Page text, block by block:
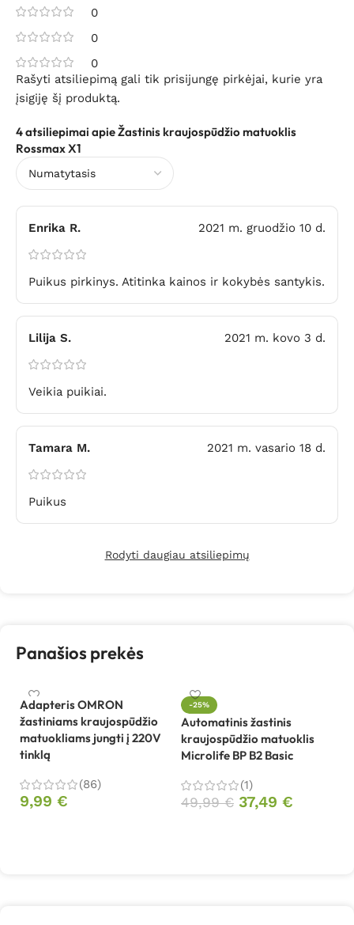
0
0
0
4 atsiliepimai apieŽastinis kraujospūdžio matuoklis
Rossmax X1
Enrika R. 2021 m. gruodžio 10 d.
Puikus pirkinys. Atitinka kainos ir kokybės santykis.
Lilija S. 2021 m. kovo 3 d.
Veikia puikiai.
Tamara M. 2021 m. vasario 18 d.
Puikus
Rodyti daugiau atsiliepimų
Rašyti atsiliepimą gali tik prisijungę pirkėjai, kurie yra
įsigiję šį produktą.
Panašios prekės
Adapteris OMRON
žastiniams kraujospūdžio
matuokliams jungti į 220V
tinklą
(86)
9,99 €
-25%
Automatinis žastinis
kraujospūdžio matuoklis
Microlife BP B2 Basic
(1)
49,99€ 37,49 €